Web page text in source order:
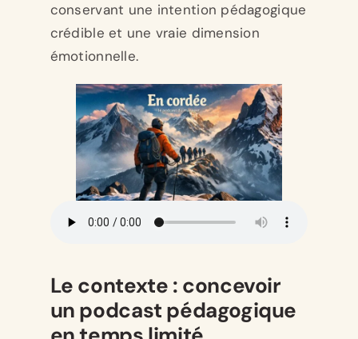
conservant une intention pédagogique
crédible et une vraie dimension
émotionnelle.
Le contexte : concevoir
un podcast pédagogique